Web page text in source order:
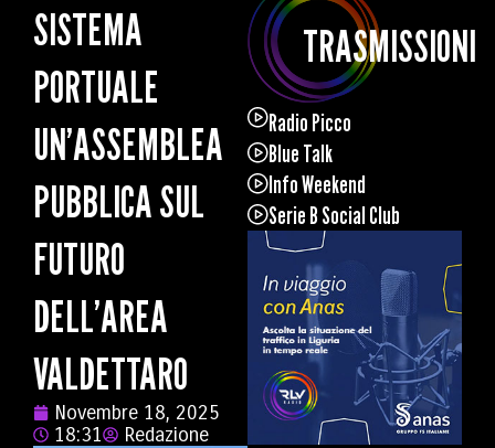
SISTEMA
PORTUALE
UN’ASSEMBLEA
PUBBLICA SUL
FUTURO
DELL’AREA
VALDETTARO
Novembre 18, 2025
18:31
Redazione
TRASMISSIONI
Radio Picco
Blue Talk
Info Weekend
Serie B Social Club